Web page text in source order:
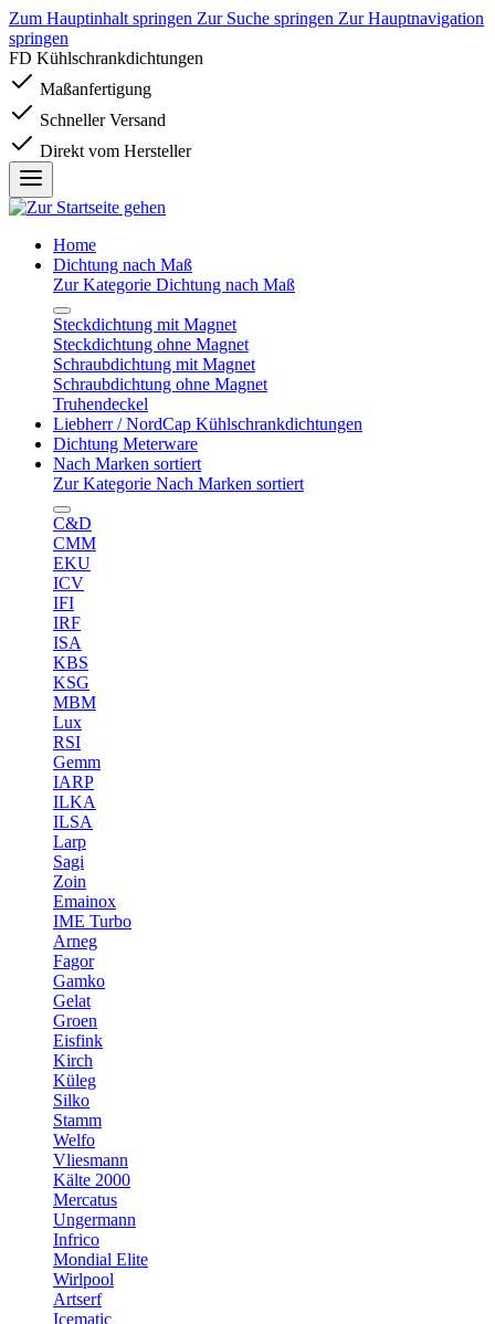
Zum Hauptinhalt springen Zur Suche springen Zur Hauptnavigation
springen
FD Kühlschrankdichtungen
Maßanfertigung
Schneller Versand
Direkt vom Hersteller
Home
Dichtung nach Maß
Zur Kategorie Dichtung nach Maß
Steckdichtung mit Magnet
Steckdichtung ohne Magnet
Schraubdichtung mit Magnet
Schraubdichtung ohne Magnet
Truhendeckel
Liebherr / NordCap Kühlschrankdichtungen
Dichtung Meterware
Nach Marken sortiert
Zur Kategorie Nach Marken sortiert
C&D
CMM
EKU
ICV
IFI
IRF
ISA
KBS
KSG
MBM
Lux
RSI
Gemm
IARP
ILKA
ILSA
Larp
Sagi
Zoin
Emainox
IME Turbo
Arneg
Fagor
Gamko
Gelat
Groen
Eisfink
Kirch
Küleg
Silko
Stamm
Welfo
Vliesmann
Kälte 2000
Mercatus
Ungermann
Infrico
Mondial Elite
Wirlpool
Artserf
Icematic